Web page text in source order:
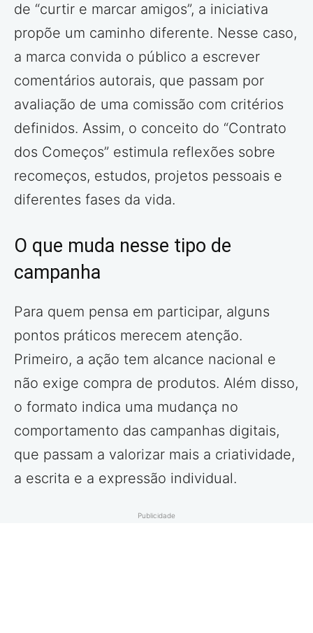
de “curtir e marcar amigos”, a iniciativa
propõe um caminho diferente. Nesse caso,
a marca convida o público a escrever
comentários autorais, que passam por
avaliação de uma comissão com critérios
definidos. Assim, o conceito do “Contrato
dos Começos” estimula reflexões sobre
recomeços, estudos, projetos pessoais e
diferentes fases da vida.
O que muda nesse tipo de
campanha
Para quem pensa em participar, alguns
pontos práticos merecem atenção.
Primeiro, a ação tem alcance nacional e
não exige compra de produtos. Além disso,
o formato indica uma mudança no
comportamento das campanhas digitais,
que passam a valorizar mais a criatividade,
a escrita e a expressão individual.
Publicidade